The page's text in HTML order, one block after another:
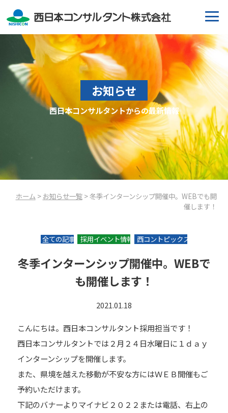
お知らせ
西日本コンサルタントからの最新情報
ホーム> お知らせ一覧> 冬季インターンシップ開催中。WEBでも開
催します！
全ての記事 採用イベント情報 西コントピックス
冬季インターンシップ開催中。WEBで
も開催します！
2021.01.18
こんにちは。西日本コンサルタント採用担当です！
西日本コンサルタントでは２月２４日水曜日に１ｄａｙ
インターンシップを開催します。
また、県境を越えた移動が不安な方にはＷＥＢ開催もご
予約いただけます。
下記のバナーよりマイナビ２０２２または電話、右上の